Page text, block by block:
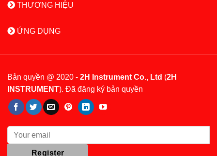
THƯƠNG HIỆU
ỨNG DỤNG
Bản quyền @ 2020 - 2H Instrument Co., Ltd (2H
INSTRUMENT). Đã đăng ký bản quyền